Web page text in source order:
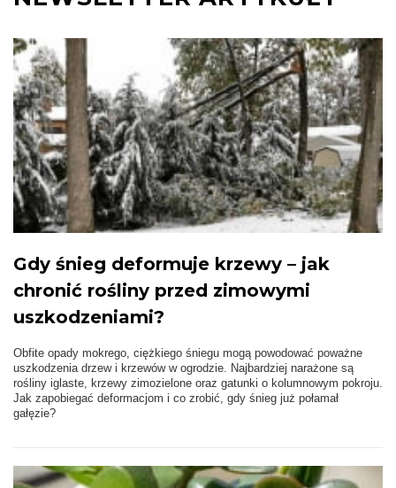
Gdy śnieg deformuje krzewy – jak
chronić rośliny przed zimowymi
uszkodzeniami?
Obfite opady mokrego, ciężkiego śniegu mogą powodować poważne
uszkodzenia drzew i krzewów w ogrodzie. Najbardziej narażone są
rośliny iglaste, krzewy zimozielone oraz gatunki o kolumnowym pokroju.
Jak zapobiegać deformacjom i co zrobić, gdy śnieg już połamał
gałęzie?